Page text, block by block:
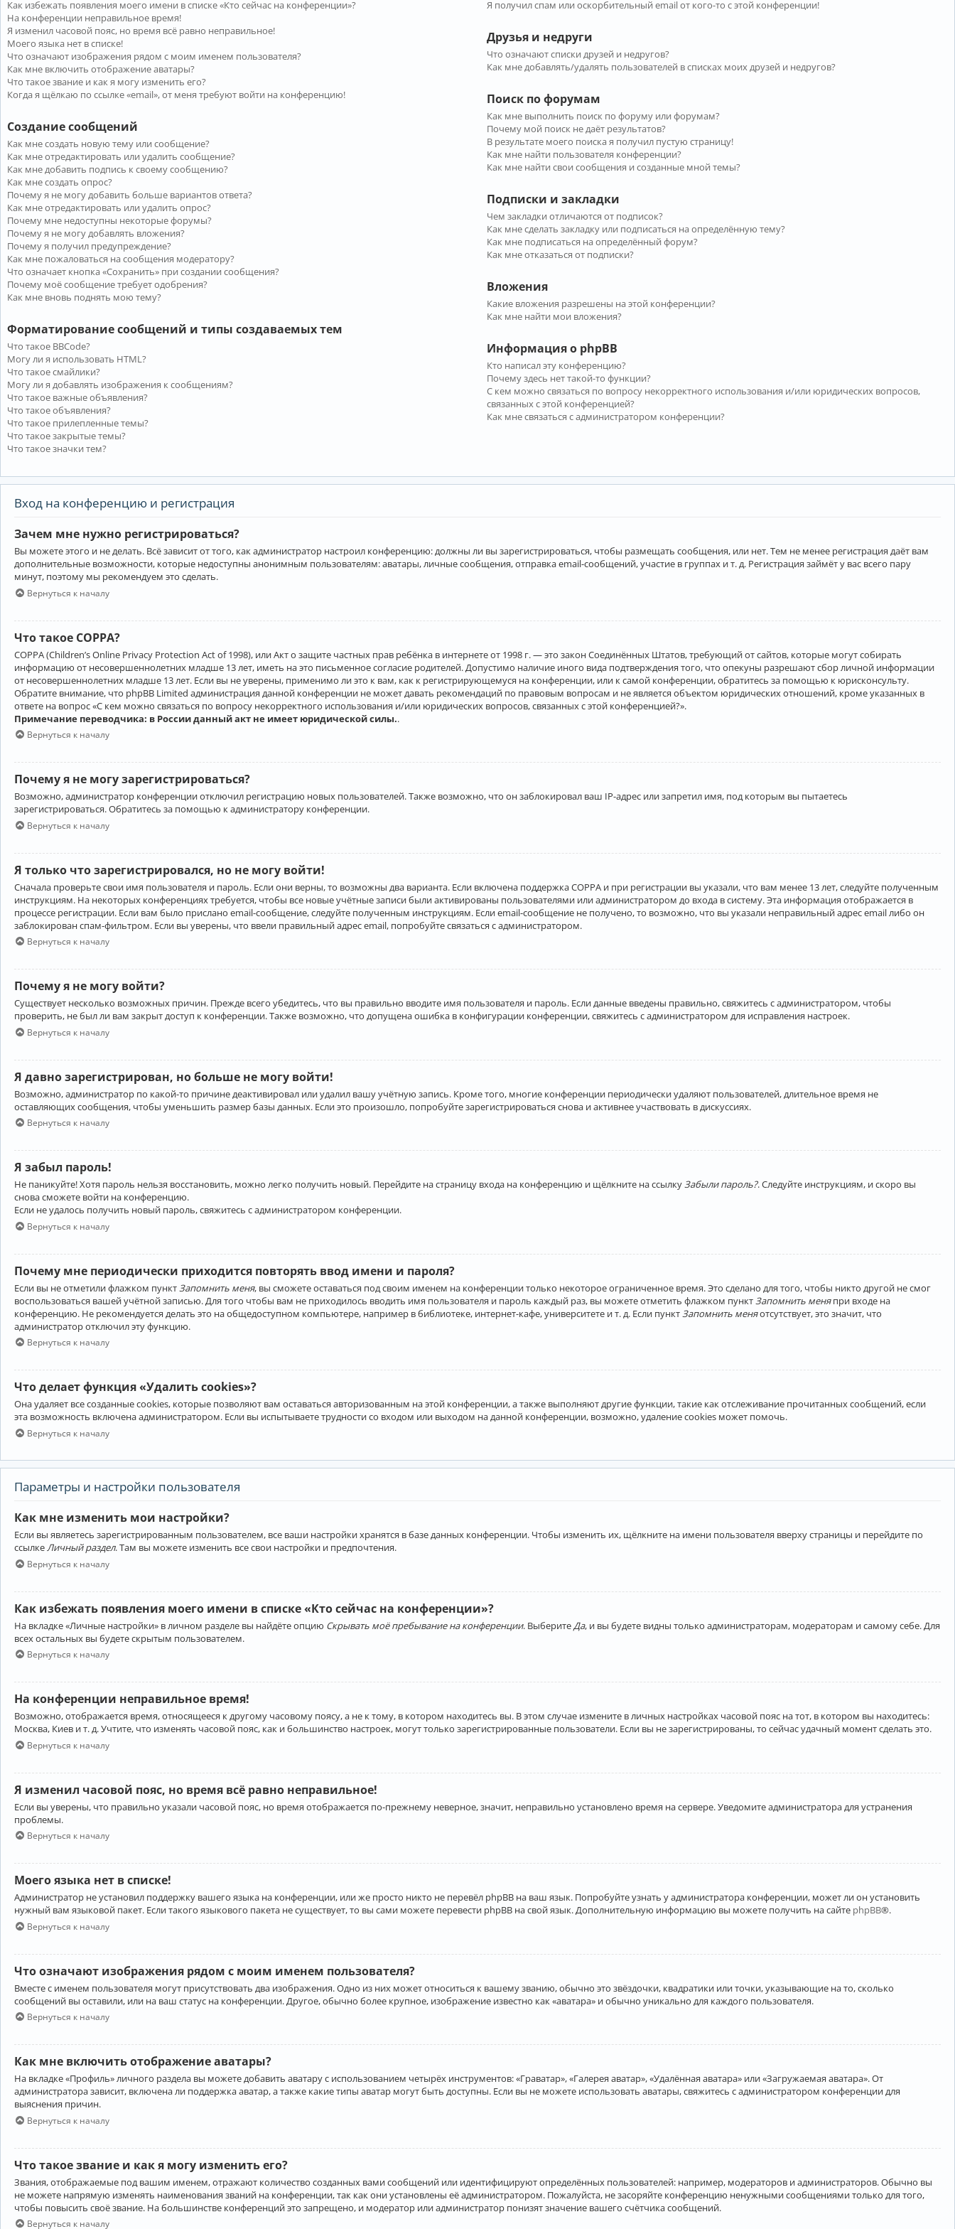
Как избежать появления моего имени в списке «Кто сейчас на конференции»?
На конференции неправильное время!
Я изменил часовой пояс, но время всё равно неправильное!
Моего языка нет в списке!
Что означают изображения рядом с моим именем пользователя?
Как мне включить отображение аватары?
Что такое звание и как я могу изменить его?
Когда я щёлкаю по ссылке «email», от меня требуют войти на конференцию!
Создание сообщений
Как мне создать новую тему или сообщение?
Как мне отредактировать или удалить сообщение?
Как мне добавить подпись к своему сообщению?
Как мне создать опрос?
Почему я не могу добавить больше вариантов ответа?
Как мне отредактировать или удалить опрос?
Почему мне недоступны некоторые форумы?
Почему я не могу добавлять вложения?
Почему я получил предупреждение?
Как мне пожаловаться на сообщения модератору?
Что означает кнопка «Сохранить» при создании сообщения?
Почему моё сообщение требует одобрения?
Как мне вновь поднять мою тему?
Форматирование сообщений и типы создаваемых тем
Что такое BBCode?
Могу ли я использовать HTML?
Что такое смайлики?
Могу ли я добавлять изображения к сообщениям?
Что такое важные объявления?
Что такое объявления?
Что такое прилепленные темы?
Что такое закрытые темы?
Что такое значки тем?
Я получил спам или оскорбительный email от кого-то с этой конференции!
Друзья и недруги
Что означают списки друзей и недругов?
Как мне добавлять/удалять пользователей в списках моих друзей и недругов?
Поиск по форумам
Как мне выполнить поиск по форуму или форумам?
Почему мой поиск не даёт результатов?
В результате моего поиска я получил пустую страницу!
Как мне найти пользователя конференции?
Как мне найти свои сообщения и созданные мной темы?
Подписки и закладки
Чем закладки отличаются от подписок?
Как мне сделать закладку или подписаться на определённую тему?
Как мне подписаться на определённый форум?
Как мне отказаться от подписки?
Вложения
Какие вложения разрешены на этой конференции?
Как мне найти мои вложения?
Информация о phpBB
Кто написал эту конференцию?
Почему здесь нет такой-то функции?
С кем можно связаться по вопросу некорректного использования и/или юридических вопросов,
связанных с этой конференцией?
Как мне связаться с администратором конференции?
Вход на конференцию и регистрация
Зачем мне нужно регистрироваться?
Вы можете этого и не делать. Всё зависит от того, как администратор настроил конференцию: должны ли вы зарегистрироваться, чтобы размещать сообщения, или нет. Тем не менее регистрация даёт вам
дополнительные возможности, которые недоступны анонимным пользователям: аватары, личные сообщения, отправка email-сообщений, участие в группах и т. д. Регистрация займёт у вас всего пару
минут, поэтому мы рекомендуем это сделать.
Вернуться к началу
Что такое COPPA?
COPPA (Children’s Online Privacy Protection Act of 1998), или Акт о защите частных прав ребёнка в интернете от 1998 г. — это закон Соединённых Штатов, требующий от сайтов, которые могут собирать
информацию от несовершеннолетних младше 13 лет, иметь на это письменное согласие родителей. Допустимо наличие иного вида подтверждения того, что опекуны разрешают сбор личной информации
от несовершеннолетних младше 13 лет. Если вы не уверены, применимо ли это к вам, как к регистрирующемуся на конференции, или к самой конференции, обратитесь за помощью к юрисконсульту.
Обратите внимание, что phpBB Limited администрация данной конференции не может давать рекомендаций по правовым вопросам и не является объектом юридических отношений, кроме указанных в
ответе на вопрос «С кем можно связаться по вопросу некорректного использования и/или юридических вопросов, связанных с этой конференцией?».
Примечание переводчика: в России данный акт не имеет юридической силы..
Вернуться к началу
Почему я не могу зарегистрироваться?
Возможно, администратор конференции отключил регистрацию новых пользователей. Также возможно, что он заблокировал ваш IP-адрес или запретил имя, под которым вы пытаетесь
зарегистрироваться. Обратитесь за помощью к администратору конференции.
Вернуться к началу
Я только что зарегистрировался, но не могу войти!
Сначала проверьте свои имя пользователя и пароль. Если они верны, то возможны два варианта. Если включена поддержка COPPA и при регистрации вы указали, что вам менее 13 лет, следуйте полученным
инструкциям. На некоторых конференциях требуется, чтобы все новые учётные записи были активированы пользователями или администратором до входа в систему. Эта информация отображается в
процессе регистрации. Если вам было прислано email-сообщение, следуйте полученным инструкциям. Если email-сообщение не получено, то возможно, что вы указали неправильный адрес email либо он
заблокирован спам-фильтром. Если вы уверены, что ввели правильный адрес email, попробуйте связаться с администратором.
Вернуться к началу
Почему я не могу войти?
Существует несколько возможных причин. Прежде всего убедитесь, что вы правильно вводите имя пользователя и пароль. Если данные введены правильно, свяжитесь с администратором, чтобы
проверить, не был ли вам закрыт доступ к конференции. Также возможно, что допущена ошибка в конфигурации конференции, свяжитесь с администратором для исправления настроек.
Вернуться к началу
Я давно зарегистрирован, но больше не могу войти!
Возможно, администратор по какой-то причине деактивировал или удалил вашу учётную запись. Кроме того, многие конференции периодически удаляют пользователей, длительное время не
оставляющих сообщения, чтобы уменьшить размер базы данных. Если это произошло, попробуйте зарегистрироваться снова и активнее участвовать в дискуссиях.
Вернуться к началу
Я забыл пароль!
Не паникуйте! Хотя пароль нельзя восстановить, можно легко получить новый. Перейдите на страницу входа на конференцию и щёлкните на ссылкуЗабыли пароль?. Следуйте инструкциям, и скоро вы
снова сможете войти на конференцию.
Если не удалось получить новый пароль, свяжитесь с администратором конференции.
Вернуться к началу
Почему мне периодически приходится повторять ввод имени и пароля?
Если вы не отметили флажком пункт Запомнить меня, вы сможете оставаться под своим именем на конференции только некоторое ограниченное время. Это сделано для того, чтобы никто другой не смог
воспользоваться вашей учётной записью. Для того чтобы вам не приходилось вводить имя пользователя и пароль каждый раз, вы можете отметить флажком пункт Запомнить меняпри входе на
конференцию. Не рекомендуется делать это на общедоступном компьютере, например в библиотеке, интернет-кафе, университете и т. д. Если пункт Запомнить меняотсутствует, это значит, что
администратор отключил эту функцию.
Вернуться к началу
Что делает функция «Удалить cookies»?
Она удаляет все созданные cookies, которые позволяют вам оставаться авторизованным на этой конференции, а также выполняют другие функции, такие как отслеживание прочитанных сообщений, если
эта возможность включена администратором. Если вы испытываете трудности со входом или выходом на данной конференции, возможно, удаление cookies может помочь.
Вернуться к началу
Параметры и настройки пользователя
Как мне изменить мои настройки?
Если вы являетесь зарегистрированным пользователем, все ваши настройки хранятся в базе данных конференции. Чтобы изменить их, щёлкните на имени пользователя вверху страницы и перейдите по
ссылкеЛичный раздел. Там вы можете изменить все свои настройки и предпочтения.
Вернуться к началу
Как избежать появления моего имени в списке «Кто сейчас на конференции»?
На вкладке «Личные настройки» в личном разделе вы найдёте опцию Скрывать моё пребывание на конференции. Выберите Да, и вы будете видны только администраторам, модераторам и самому себе. Для
всех остальных вы будете скрытым пользователем.
Вернуться к началу
На конференции неправильное время!
Возможно, отображается время, относящееся к другому часовому поясу, а не к тому, в котором находитесь вы. В этом случае измените в личных настройках часовой пояс на тот, в котором вы находитесь:
Москва, Киев и т. д. Учтите, что изменять часовой пояс, как и большинство настроек, могут только зарегистрированные пользователи. Если вы не зарегистрированы, то сейчас удачный момент сделать это.
Вернуться к началу
Я изменил часовой пояс, но время всё равно неправильное!
Если вы уверены, что правильно указали часовой пояс, но время отображается по-прежнему неверное, значит, неправильно установлено время на сервере. Уведомите администратора для устранения
проблемы.
Вернуться к началу
Моего языка нет в списке!
Администратор не установил поддержку вашего языка на конференции, или же просто никто не перевёл phpBB на ваш язык. Попробуйте узнать у администратора конференции, может ли он установить
нужный вам языковой пакет. Если такого языкового пакета не существует, то вы сами можете перевести phpBB на свой язык. Дополнительную информацию вы можете получить на сайте phpBB®.
Вернуться к началу
Что означают изображения рядом с моим именем пользователя?
Вместе с именем пользователя могут присутствовать два изображения. Одно из них может относиться к вашему званию, обычно это звёздочки, квадратики или точки, указывающие на то, сколько
сообщений вы оставили, или на ваш статус на конференции. Другое, обычно более крупное, изображение известно как «аватара» и обычно уникально для каждого пользователя.
Вернуться к началу
Как мне включить отображение аватары?
На вкладке «Профиль» личного раздела вы можете добавить аватару с использованием четырёх инструментов: «Граватар», «Галерея аватар», «Удалённая аватара» или «Загружаемая аватара». От
администратора зависит, включена ли поддержка аватар, а также какие типы аватар могут быть доступны. Если вы не можете использовать аватары, свяжитесь с администратором конференции для
выяснения причин.
Вернуться к началу
Что такое звание и как я могу изменить его?
Звания, отображаемые под вашим именем, отражают количество созданных вами сообщений или идентифицируют определённых пользователей: например, модераторов и администраторов. Обычно вы
не можете напрямую изменять наименования званий на конференции, так как они установлены её администратором. Пожалуйста, не засоряйте конференцию ненужными сообщениями только для того,
чтобы повысить своё звание. На большинстве конференций это запрещено, и модератор или администратор понизят значение вашего счётчика сообщений.
Вернуться к началу